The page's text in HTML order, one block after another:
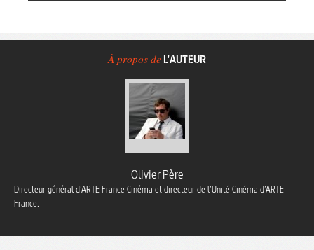
À propos de L'AUTEUR
Olivier Père
Directeur général d’ARTE France Cinéma et directeur de l’Unité Cinéma d’ARTE
France.